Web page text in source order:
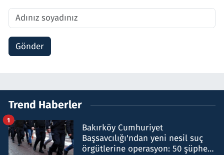
Gönder
Trend Haberler
Bakırköy Cumhuriyet
Başsavcılığı'ndan yeni nesil suç
örgütlerine operasyon: 50 şüpheli
1